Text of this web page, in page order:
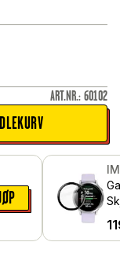
ART.NR.: 60102